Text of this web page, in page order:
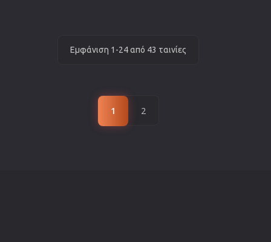
Εμφάνιση 1-24 από 43 ταινίες
1 2